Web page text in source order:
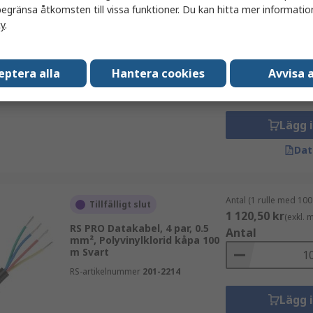
Polyvinylklorid kåpa, LIYCY 100
Antal
Lägg
Tillfälligt slut
RS PRO Datakabel, 4 par, 0.5
mm², Polyvinylklorid kåpa 100
m Svart
RS-artikelnummer 201-2214
Antal (1 rulle med
1 120,50 kr(exkl.
Antal
Lägg
åtkomsten till vissa funktioner. Du kan hitta mer
.
alla Hantera cookies Avvisa